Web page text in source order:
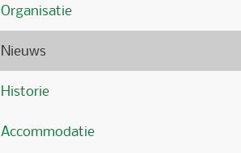
Organisatie
Nieuws
Historie
Accommodatie